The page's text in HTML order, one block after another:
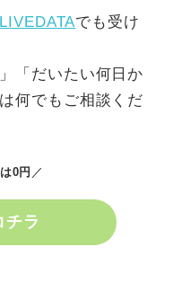
LIVEDATAでも受け
「だいたい何日か
何でもご相談くだ
0円 ／
チラ